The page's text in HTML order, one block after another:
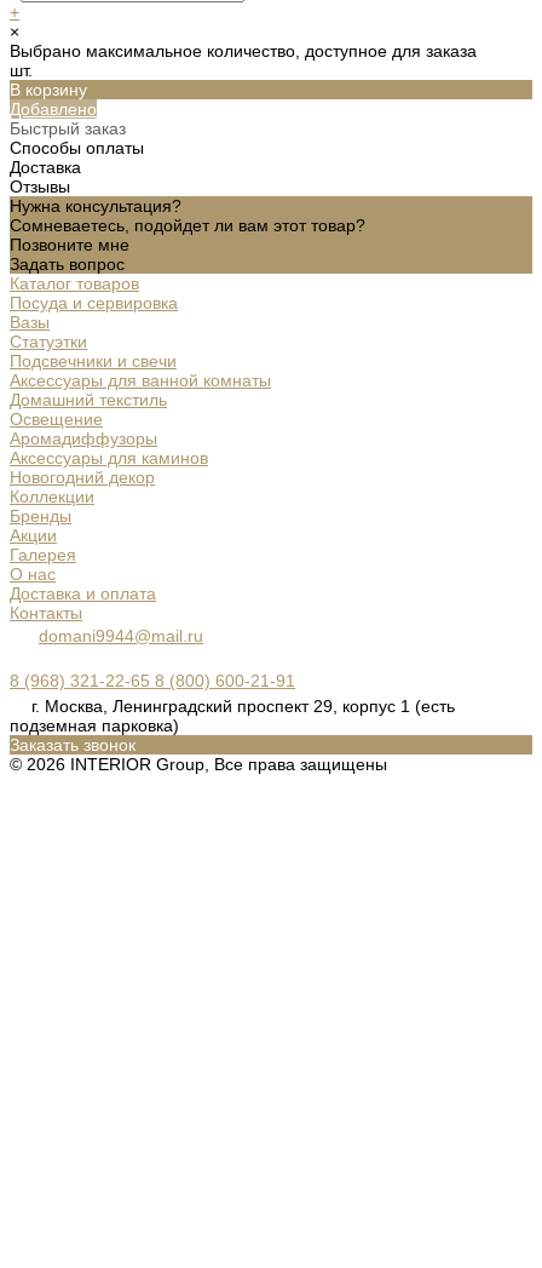
+
×
Выбрано максимальное количество, доступное для заказа
шт.
В корзину
Добавлено
Быстрый заказ
Способы оплаты
Доставка
Отзывы
Нужна консультация?
Сомневаетесь, подойдет ли вам этот товар?
Позвоните мне
Задать вопрос
Каталог товаров
Посуда и сервировка
Вазы
Статуэтки
Подсвечники и свечи
Аксессуары для ванной комнаты
Домашний текстиль
Освещение
Аромадиффузоры
Аксессуары для каминов
Новогодний декор
Коллекции
Бренды
Акции
Галерея
О нас
Доставка и оплата
Контакты
domani9944@mail.ru
8 (968) 321-22-65 8 (800) 600-21-91
г. Москва, Ленинградский проспект 29, корпус 1 (есть
подземная парковка)
Заказать звонок
© 2026 INTERIOR Group, Все права защищены